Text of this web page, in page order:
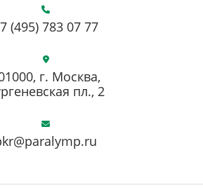
(495) 783 07 77
г. Москва,
пл., 2